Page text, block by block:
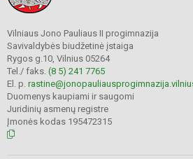
Vilniaus Jono Pauliaus II progimnazija
Savivaldybės biudžetinė įstaiga
Rygos g.10, Vilnius 05264
Tel./ faks. (8 5) 241 7765
El. p.
Duomenys kaupiami ir saugomi
Juridinių asmenų registre
Įmonės kodas 195472315